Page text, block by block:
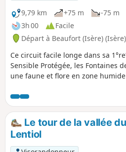
9,79 km
+75 m
-75 m
3h 00
Facile
Départ à Beaufort (Isère) (Isère)
Ce circuit facile longe dans sa
Sensible Protégée, les Fontaines
une faune et flore en zone humide
vous pouvez mettre des photos
sur le circuit.
Le tour de la vallée
Lentiol